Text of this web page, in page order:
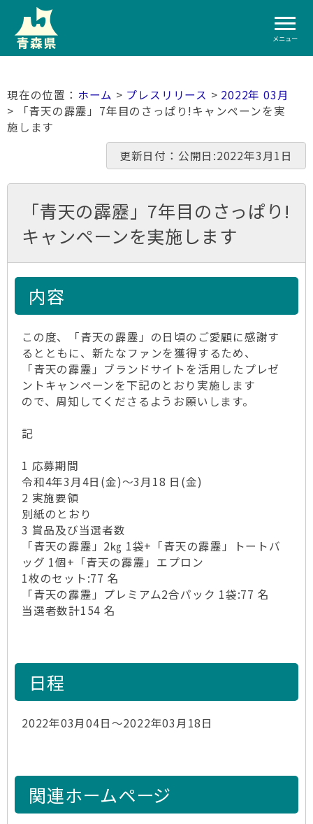
メニュー
ホーム > プレスリリース > 2022年 03月
> 「青天の霹靂」7年目のさっぱり!キャンペーンを実
施します
更新日付：公開日:2022年3月1日
「青天の霹靂」7年目のさっぱり!
キャンペーンを実施します
内容
この度、「青天の霹靂」の日頃のご愛顧に感謝す
るとともに、新たなファンを獲得するため、
「青天の霹靂」ブランドサイトを活用したプレゼ
ントキャンペーンを下記のとおり実施します
ので、周知してくださるようお願いします。
記
1 応募期間
令和4年3月4日(金)～3月18 日(金)
2 実施要領
別紙のとおり
3 賞品及び当選者数
「青天の霹靂」2㎏ 1袋+「青天の霹靂」トートバ
ッグ 1個+「青天の霹靂」エプロン
1枚のセット:77 名
「青天の霹靂」プレミアム2合パック 1袋:77 名
当選者数計154 名
日程
2022年03月04日～2022年03月18日
関連ホームページ